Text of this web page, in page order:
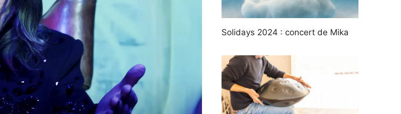
Solidays 2024 : concert de Mika